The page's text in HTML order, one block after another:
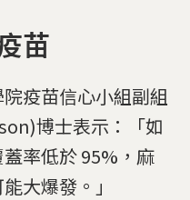
苗
疫苗信心小組副組
博士表示：「如
率低於 95%，麻
大爆發。」